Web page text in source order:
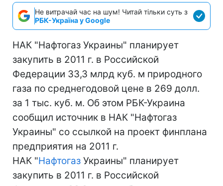
Не витрачай час на шум! Читай тільки суть з
РБК-Україна у Google
НАК "Нафтогаз Украины" планирует
закупить в 2011 г. в Российской
Федерации 33,3 млрд куб. м природного
газа по среднегодовой цене в 269 долл.
за 1 тыс. куб. м. Об этом РБК-Украина
сообщил источник в НАК "Нафтогаз
Украины" со ссылкой на проект финплана
предприятия на 2011 г.
НАК "Нафтогаз Украины" планирует
закупить в 2011 г. в Российской